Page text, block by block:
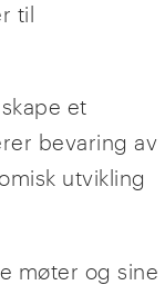
til
et
bevaring av
utvikling
møter og sine